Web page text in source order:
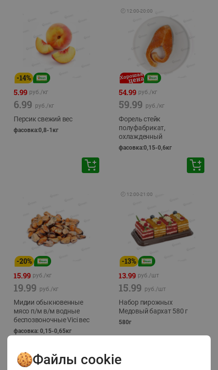
-14%
5.99 руб./кг
6.99 руб./кг
Персик свежий вес
фасовка:0,8-1кг
🕘 12:00-20:00
54.99 руб./кг
59.99 руб./кг
Форель стейк
полуфабрикат,
охлажденный
фасовка:0,15-0,6кг
-20%
15.99 руб./кг
19.99 руб./кг
Мидии обыкновенные
мясо п/м в/м водные
беспозвоночные Vici вес
фасовка: 0,15-0,65кг
🕘 12:00-21:00
-13%
13.99 руб./шт
15.99 руб./шт
Набор пирожных
Медовый бархат 580 г
580г
Файлы cookie